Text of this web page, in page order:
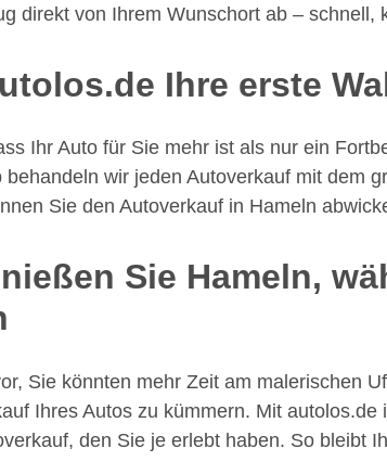
direkt von Ihrem Wunschort ab – schnell,
Ihre erste
Ihr Auto für Sie mehr ist als nur ein
behandeln wir jeden Autoverkauf mit dem
Sie den Autoverkauf in Hameln
Sie Hameln,
Sie könnten mehr Zeit am malerischen
Ihres Autos zu kümmern. Mit
den Sie je erlebt haben. So bleibt